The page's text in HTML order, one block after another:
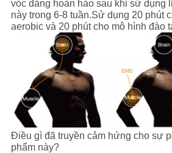
vóc dáng hoàn hảo sau khi sử dụng
này trong 6-8 tuần.Sử dụng 20 phút
aerobic và 20 phút cho mô hình đào
Điều gì đã truyền cảm hứng cho sự
phẩm này?